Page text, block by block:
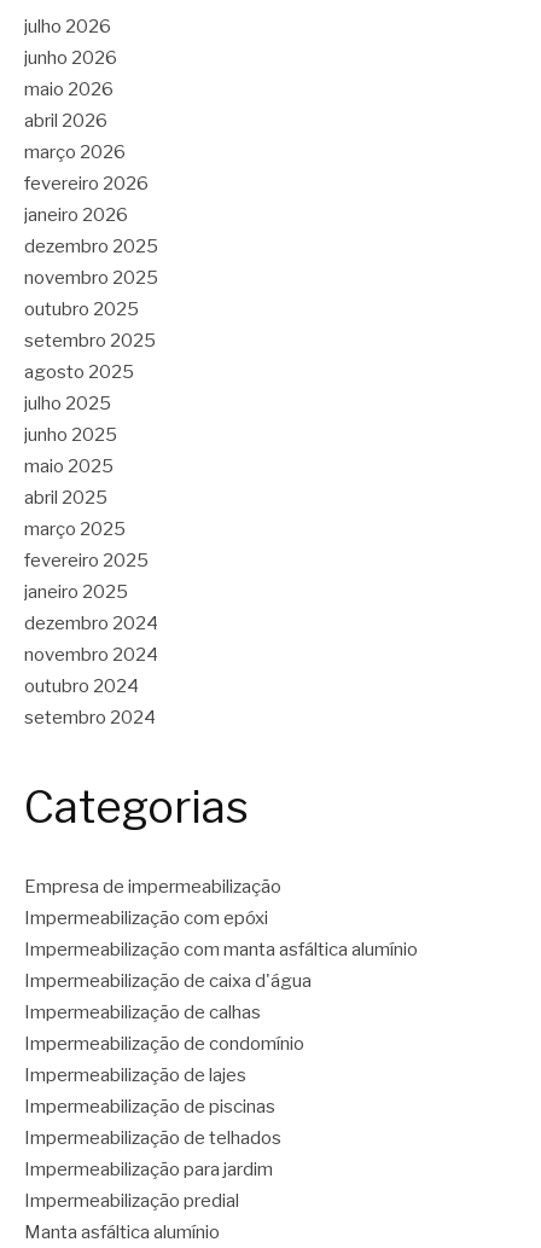
julho 2026
junho 2026
maio 2026
abril 2026
março 2026
fevereiro 2026
janeiro 2026
dezembro 2025
novembro 2025
outubro 2025
setembro 2025
agosto 2025
julho 2025
junho 2025
maio 2025
abril 2025
março 2025
fevereiro 2025
janeiro 2025
dezembro 2024
novembro 2024
outubro 2024
setembro 2024
Categorias
Empresa de impermeabilização
Impermeabilização com epóxi
Impermeabilização com manta asfáltica alumínio
Impermeabilização de caixa d'água
Impermeabilização de calhas
Impermeabilização de condomínio
Impermeabilização de lajes
Impermeabilização de piscinas
Impermeabilização de telhados
Impermeabilização para jardim
Impermeabilização predial
Manta asfáltica alumínio